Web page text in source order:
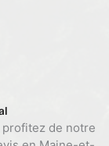
de notre